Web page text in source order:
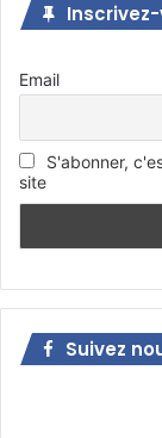
Email
S'abonner,
site
Suivez